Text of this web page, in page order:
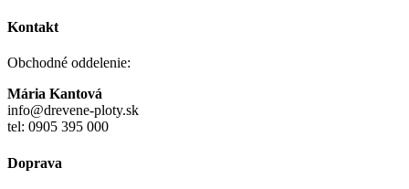
Kontakt
Obchodné oddelenie:
Mária Kantová
info@drevene-ploty.sk
tel: 0905 395 000
Doprava